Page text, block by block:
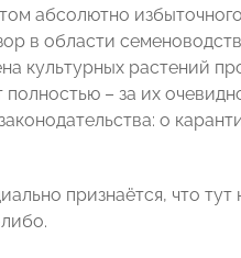
абсолютно избыточного
в области
культурных растений
– за их
о
признаётся, что тут